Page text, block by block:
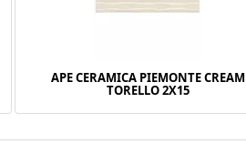
APE CERAMICA PIEMONTE CREAM
TORELLO 2X15